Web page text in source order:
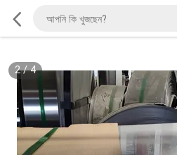
2/4